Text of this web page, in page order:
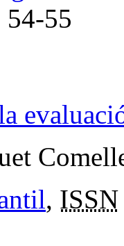
54-55
, ISSN